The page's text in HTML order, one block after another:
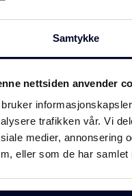
Samtykke
nettsiden anvender
trafikken vår. Vi
medier, annonsering
eller som de har
ned